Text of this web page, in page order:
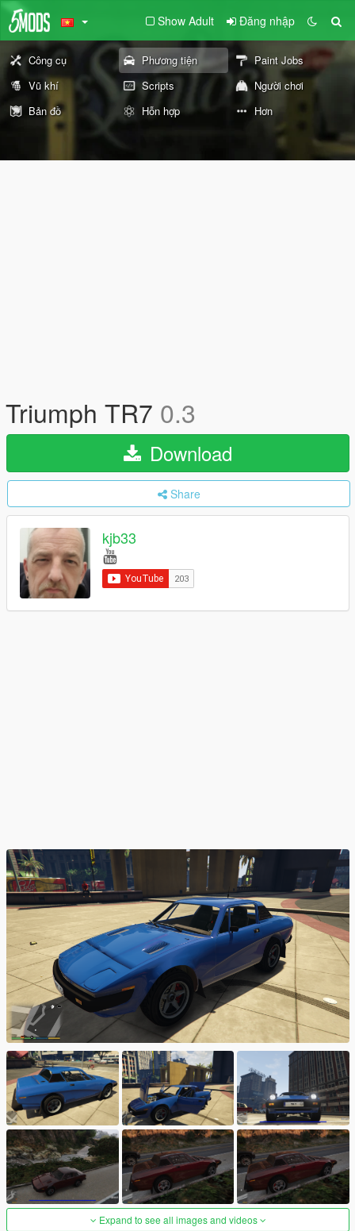
Show Adult Đăng nhập
Công cụ Phương tiện
Paint Jobs
Vũ khí
Scripts
Người chơi
Bản đồ
Hỗn hợp Hơn
Triumph TR7 0.3
Download
Share
kjb33
Expand to see all images and videos